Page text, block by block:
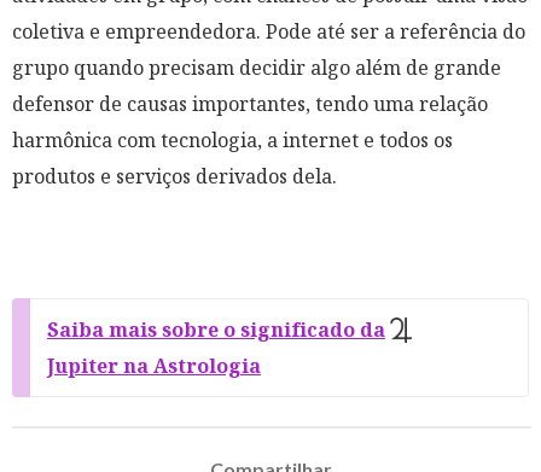
coletiva e empreendedora. Pode até ser a referência do
grupo quando precisam decidir algo além de grande
defensor de causas importantes, tendo uma relação
harmônica com tecnologia, a internet e todos os
produtos e serviços derivados dela.
Saiba mais sobre o significado da
Jupiter na Astrologia